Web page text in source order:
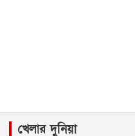
খেলার দুনিয়া